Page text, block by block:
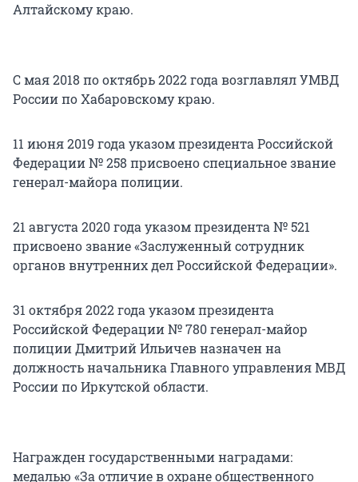
Алтайскому краю.
С мая 2018 по октябрь 2022 года возглавлял УМВД
России по Хабаровскому краю.
11 июня 2019 года указом президента Российской
Федерации № 258 присвоено специальное звание
генерал-майора полиции.
21 августа 2020 года указом президента № 521
присвоено звание «Заслуженный сотрудник
органов внутренних дел Российской Федерации».
31 октября 2022 года указом президента
Российской Федерации № 780 генерал-майор
полиции Дмитрий Ильичев назначен на
должность начальника Главного управления МВД
России по Иркутской области.
Награжден государственными наградами:
медалью «За отличие в охране общественного